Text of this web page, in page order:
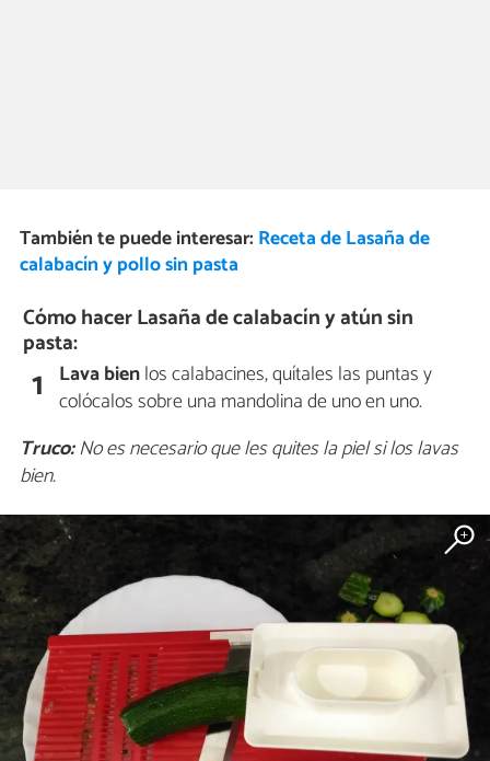
También te puede interesar: Receta de Lasaña de
calabacín y pollo sin pasta
Cómo hacer Lasaña de calabacín y atún sin
pasta:
1 Lava bienlos calabacines, quítales las puntas y
colócalos sobre una mandolina de uno en uno.
Truco:No es necesario que les quites la piel si los lavas
bien.